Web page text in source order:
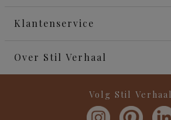
Klantenservice
Over Stil Verhaal
Volg Stil Verhaal